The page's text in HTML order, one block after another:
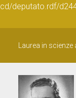
deputato.rdf/
Laurea in